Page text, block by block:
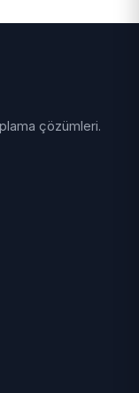
çözümleri.